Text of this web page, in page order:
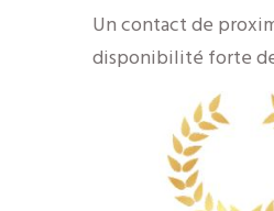
​Un contact de
disponibilité forte